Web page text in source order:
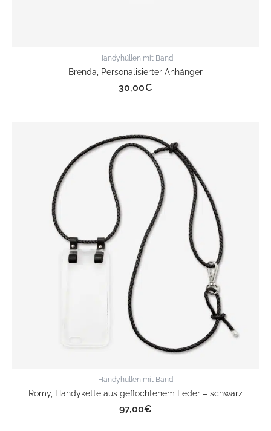
Handyhüllen mit Band
Brenda, Personalisierter Anhänger
30,00€
Handyhüllen mit Band
Romy, Handykette aus geflochtenem Leder – schwarz
97,00€